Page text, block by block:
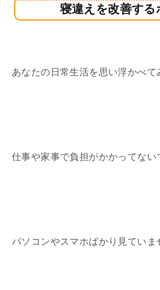
寝違えを改善する
あなたの日常生活を思い浮かべて
仕事や家事で負担がかかってない
パソコンやスマホばかり見ていま